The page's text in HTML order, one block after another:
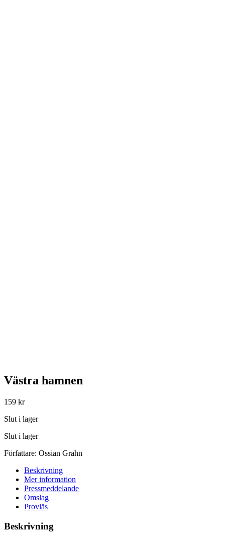
Västra hamnen
159 kr
Slut i lager
Slut i lager
Författare: Ossian Grahn
Beskrivning
Mer information
Pressmeddelande
Omslag
Provläs
Beskrivning